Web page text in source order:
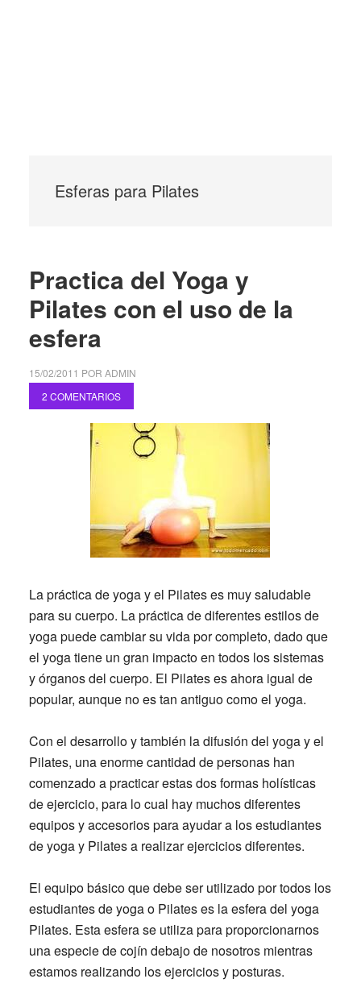
Esferas para Pilates
Practica del Yoga y
Pilates con el uso de la
esfera
15/02/2011 POR ADMIN
2 COMENTARIOS
La práctica de yoga y el Pilates es muy saludable
para su cuerpo. La práctica de diferentes estilos de
yoga puede cambiar su vida por completo, dado que
el yoga tiene un gran impacto en todos los sistemas
y órganos del cuerpo. El Pilates es ahora igual de
popular, aunque no es tan antiguo como el yoga.
Con el desarrollo y también la difusión del yoga y el
Pilates, una enorme cantidad de personas han
comenzado a practicar estas dos formas holísticas
de ejercicio, para lo cual hay muchos diferentes
equipos y accesorios para ayudar a los estudiantes
de yoga y Pilates a realizar ejercicios diferentes.
El equipo básico que debe ser utilizado por todos los
estudiantes de yoga o Pilates es la esfera del yoga
Pilates. Esta esfera se utiliza para proporcionarnos
una especie de cojín debajo de nosotros mientras
estamos realizando los ejercicios y posturas.